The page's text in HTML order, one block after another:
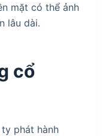
mặt có thể ảnh
lâu dài.
cổ
phát hành